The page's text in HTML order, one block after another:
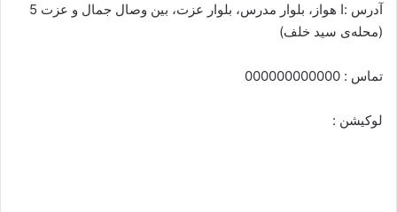
آدرس :ا هواز، بلوار مدرس، بلوار عزت، بین وصال جمال و عزت 5
(محله‌ی سید خلف)
تماس : 000000000000
لوکیشن :